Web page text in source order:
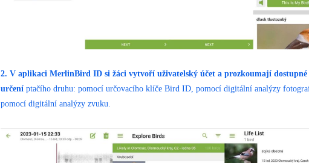
2. V aplikaci MerlinBird ID si žáci vytvoří uživatelský účet a prozkoumají dostupné
určeníptačího druhu: pomocí určovacího klíče Bird ID, pomocí digitální analýzy
pomocí digitální analýzy zvuku.